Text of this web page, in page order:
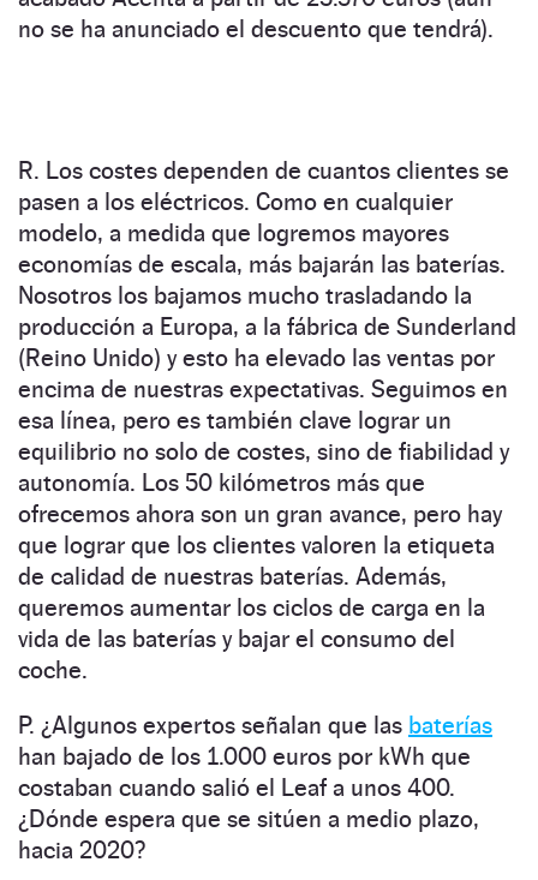
no se ha anunciado el descuento que tendrá).
R. Los costes dependen de cuantos clientes se
pasen a los eléctricos. Como en cualquier
modelo, a medida que logremos mayores
economías de escala, más bajarán las baterías.
Nosotros los bajamos mucho trasladando la
producción a Europa, a la fábrica de Sunderland
(Reino Unido) y esto ha elevado las ventas por
encima de nuestras expectativas. Seguimos en
esa línea, pero es también clave lograr un
equilibrio no solo de costes, sino de fiabilidad y
autonomía. Los 50 kilómetros más que
ofrecemos ahora son un gran avance, pero hay
que lograr que los clientes valoren la etiqueta
de calidad de nuestras baterías. Además,
queremos aumentar los ciclos de carga en la
vida de las baterías y bajar el consumo del
coche.
P. ¿Algunos expertos señalan que las baterías
han bajado de los 1.000 euros por kWh que
costaban cuando salió el Leaf a unos 400.
¿Dónde espera que se sitúen a medio plazo,
hacia 2020?